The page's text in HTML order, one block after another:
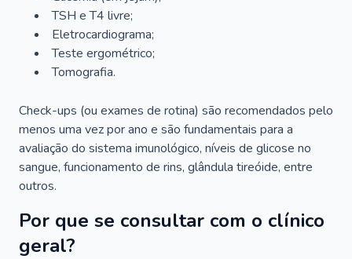
TSH e T4 livre;
Eletrocardiograma;
Teste ergométrico;
Tomografia.
Check-ups (ou exames de rotina) são recomendados pelo
menos uma vez por ano e são fundamentais para a
avaliação do sistema imunológico, níveis de glicose no
sangue, funcionamento de rins, glândula tireóide, entre
outros.
Por que se consultar com o clínico
geral?